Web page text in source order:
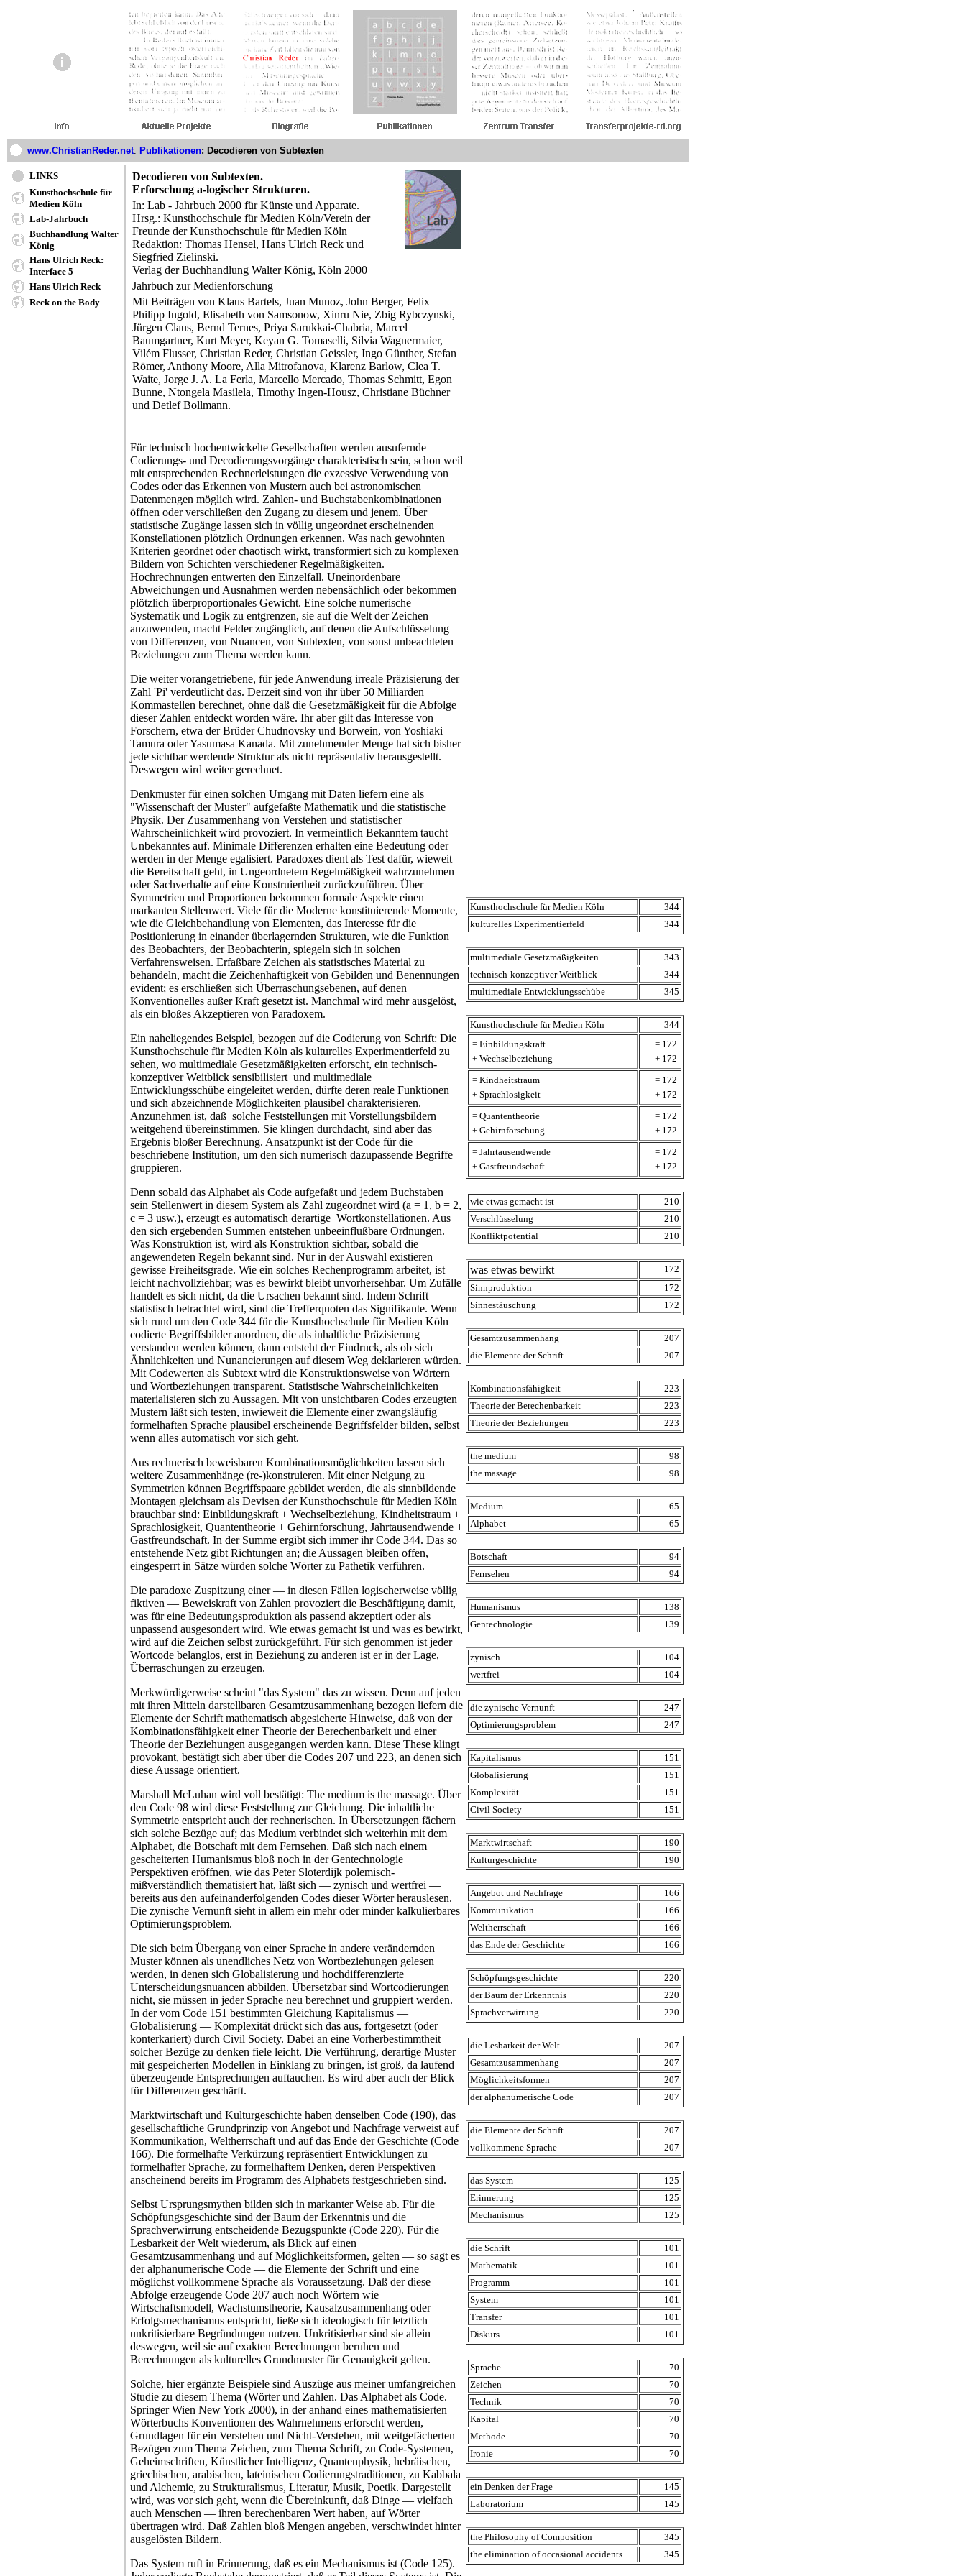
www.ChristianReder.net: Publikationen: Decodieren von Subtexten
LINKS
Kunsthochschule für
Medien Köln
Lab-Jahrbuch
Buchhandlung Walter
König
Hans Ulrich Reck:
Interface 5
Hans Ulrich Reck
Reck on the Body
Decodieren von Subtexten.
Erforschung a-logischer Strukturen.
In: Lab - Jahrbuch 2000 für Künste und Apparate.
Hrsg.: Kunsthochschule für Medien Köln/Verein der
Freunde der Kunsthochschule für Medien Köln
Redaktion: Thomas Hensel, Hans Ulrich Reck und
Siegfried Zielinski.
Verlag der Buchhandlung Walter König, Köln 2000
Jahrbuch zur Medienforschung
Mit Beiträgen von Klaus Bartels, Juan Munoz, John Berger, Felix
Philipp Ingold, Elisabeth von Samsonow, Xinru Nie, Zbig Rybczynski,
Jürgen Claus, Bernd Ternes, Priya Sarukkai-Chabria, Marcel
Baumgartner, Kurt Meyer, Keyan G. Tomaselli, Silvia Wagnermaier,
Vilém Flusser, Christian Reder, Christian Geissler, Ingo Günther, Stefan
Römer, Anthony Moore, Alla Mitrofanova, Klarenz Barlow, Clea T.
Waite, Jorge J. A. La Ferla, Marcello Mercado, Thomas Schmitt, Egon
Bunne, Ntongela Masilela, Timothy Ingen-Housz, Christiane Büchner
und Detlef Bollmann.
Für technisch hochentwickelte Gesellschaften werden ausufernde
Codierungs- und Decodierungsvorgänge charakteristisch sein, schon weil
mit entsprechenden Rechnerleistungen die exzessive Verwendung von
Codes oder das Erkennen von Mustern auch bei astronomischen
Datenmengen möglich wird. Zahlen- und Buchstabenkombinationen
öffnen oder verschließen den Zugang zu diesem und jenem. Über
statistische Zugänge lassen sich in völlig ungeordnet erscheinenden
Konstellationen plötzlich Ordnungen erkennen. Was nach gewohnten
Kriterien geordnet oder chaotisch wirkt, transformiert sich zu komplexen
Bildern von Schichten verschiedener Regelmäßigkeiten.
Hochrechnungen entwerten den Einzelfall. Uneinordenbare
Abweichungen und Ausnahmen werden nebensächlich oder bekommen
plötzlich überproportionales Gewicht. Eine solche numerische
Systematik und Logik zu entgrenzen, sie auf die Welt der Zeichen
anzuwenden, macht Felder zugänglich, auf denen die Aufschlüsselung
von Differenzen, von Nuancen, von Subtexten, von sonst unbeachteten
Beziehungen zum Thema werden kann.
Die weiter vorangetriebene, für jede Anwendung irreale Präzisierung der
Zahl 'Pi' verdeutlicht das. Derzeit sind von ihr über 50 Milliarden
Kommastellen berechnet, ohne daß die Gesetzmäßigkeit für die Abfolge
dieser Zahlen entdeckt worden wäre. Ihr aber gilt das Interesse von
Forschern, etwa der Brüder Chudnovsky und Borwein, von Yoshiaki
Tamura oder Yasumasa Kanada. Mit zunehmender Menge hat sich bisher
jede sichtbar werdende Struktur als nicht repräsentativ herausgestellt.
Deswegen wird weiter gerechnet.
Denkmuster für einen solchen Umgang mit Daten liefern eine als
"Wissenschaft der Muster" aufgefaßte Mathematik und die statistische
Physik. Der Zusammenhang von Verstehen und statistischer
Wahrscheinlichkeit wird provoziert. In vermeintlich Bekanntem taucht
Unbekanntes auf. Minimale Differenzen erhalten eine Bedeutung oder
werden in der Menge egalisiert. Paradoxes dient als Test dafür, wieweit
die Bereitschaft geht, in Ungeordnetem Regelmäßigkeit wahrzunehmen
oder Sachverhalte auf eine Konstruiertheit zurückzuführen. Über
Symmetrien und Proportionen bekommen formale Aspekte einen
markanten Stellenwert. Viele für die Moderne konstituierende Momente,
wie die Gleichbehandlung von Elementen, das Interesse für die
Positionierung in einander überlagernden Strukturen, wie die Funktion
des Beobachters, der Beobachterin, spiegeln sich in solchen
Verfahrensweisen. Erfaßbare Zeichen als statistisches Material zu
behandeln, macht die Zeichenhaftigkeit von Gebilden und Benennungen
evident; es erschließen sich Überraschungsebenen, auf denen
Konventionelles außer Kraft gesetzt ist. Manchmal wird mehr ausgelöst,
als ein bloßes Akzeptieren von Paradoxem.
Ein naheliegendes Beispiel, bezogen auf die Codierung von Schrift: Die
Kunsthochschule für Medien Köln als kulturelles Experimentierfeld zu
sehen, wo multimediale Gesetzmäßigkeiten erforscht, ein technisch-
konzeptiver Weitblick sensibilisiert und multimediale
Entwicklungsschübe eingeleitet werden, dürfte deren reale Funktionen
und sich abzeichnende Möglichkeiten plausibel charakterisieren.
Anzunehmen ist, daß solche Feststellungen mit Vorstellungsbildern
weitgehend übereinstimmen. Sie klingen durchdacht, sind aber das
Ergebnis bloßer Berechnung. Ansatzpunkt ist der Code für die
beschriebene Institution, um den sich numerisch dazupassende Begriffe
gruppieren.
Denn sobald das Alphabet als Code aufgefaßt und jedem Buchstaben
sein Stellenwert in diesem System als Zahl zugeordnet wird (a = 1, b = 2,
c = 3 usw.), erzeugt es automatisch derartige Wortkonstellationen. Aus
den sich ergebenden Summen entstehen unbeeinflußbare Ordnungen.
Was Konstruktion ist, wird als Konstruktion sichtbar, sobald die
angewendeten Regeln bekannt sind. Nur in der Auswahl existieren
gewisse Freiheitsgrade. Wie ein solches Rechenprogramm arbeitet, ist
leicht nachvollziehbar; was es bewirkt bleibt unvorhersehbar. Um Zufälle
handelt es sich nicht, da die Ursachen bekannt sind. Indem Schrift
statistisch betrachtet wird, sind die Trefferquoten das Signifikante. Wenn
sich rund um den Code 344 für die Kunsthochschule für Medien Köln
codierte Begriffsbilder anordnen, die als inhaltliche Präzisierung
verstanden werden können, dann entsteht der Eindruck, als ob sich
Ähnlichkeiten und Nunancierungen auf diesem Weg deklarieren würden.
Mit Codewerten als Subtext wird die Konstruktionsweise von Wörtern
und Wortbeziehungen transparent. Statistische Wahrscheinlichkeiten
materialisieren sich zu Aussagen. Mit von unsichtbaren Codes erzeugten
Mustern läßt sich testen, inwieweit die Elemente einer zwangsläufig
formelhaften Sprache plausibel erscheinende Begriffsfelder bilden, selbst
wenn alles automatisch vor sich geht.
Aus rechnerisch beweisbaren Kombinationsmöglichkeiten lassen sich
weitere Zusammenhänge (re-)konstruieren. Mit einer Neigung zu
Symmetrien können Begriffspaare gebildet werden, die als sinnbildende
Montagen gleichsam als Devisen der Kunsthochschule für Medien Köln
brauchbar sind: Einbildungskraft + Wechselbeziehung, Kindheitstraum +
Sprachlosigkeit, Quantentheorie + Gehirnforschung, Jahrtausendwende +
Gastfreundschaft. In der Summe ergibt sich immer ihr Code 344. Das so
entstehende Netz gibt Richtungen an; die Aussagen bleiben offen,
eingesperrt in Sätze würden solche Wörter zu Pathetik verführen.
Die paradoxe Zuspitzung einer — in diesen Fällen logischerweise völlig
fiktiven — Beweiskraft von Zahlen provoziert die Beschäftigung damit,
was für eine Bedeutungsproduktion als passend akzeptiert oder als
unpassend ausgesondert wird. Wie etwas gemacht ist und was es bewirkt,
wird auf die Zeichen selbst zurückgeführt. Für sich genommen ist jeder
Wortcode belanglos, erst in Beziehung zu anderen ist er in der Lage,
Überraschungen zu erzeugen.
Merkwürdigerweise scheint "das System" das zu wissen. Denn auf jeden
mit ihren Mitteln darstellbaren Gesamtzusammenhang bezogen liefern die
Elemente der Schrift mathematisch abgesicherte Hinweise, daß von der
Kombinationsfähigkeit einer Theorie der Berechenbarkeit und einer
Theorie der Beziehungen ausgegangen werden kann. Diese These klingt
provokant, bestätigt sich aber über die Codes 207 und 223, an denen sich
diese Aussage orientiert.
Marshall McLuhan wird voll bestätigt: The medium is the massage. Über
den Code 98 wird diese Feststellung zur Gleichung. Die inhaltliche
Symmetrie entspricht auch der rechnerischen. In Übersetzungen fächern
sich solche Bezüge auf; das Medium verbindet sich weiterhin mit dem
Alphabet, die Botschaft mit dem Fernsehen. Daß sich nach einem
gescheiterten Humanismus bloß noch in der Gentechnologie
Perspektiven eröffnen, wie das Peter Sloterdijk polemisch-
mißverständlich thematisiert hat, läßt sich — zynisch und wertfrei —
bereits aus den aufeinanderfolgenden Codes dieser Wörter herauslesen.
Die zynische Vernunft sieht in allem ein mehr oder minder kalkulierbares
Optimierungsproblem.
Die sich beim Übergang von einer Sprache in andere verändernden
Muster können als unendliches Netz von Wortbeziehungen gelesen
werden, in denen sich Globalisierung und hochdifferenzierte
Unterscheidungsnuancen abbilden. Übersetzbar sind Wortcodierungen
nicht, sie müssen in jeder Sprache neu berechnet und gruppiert werden.
In der vom Code 151 bestimmten Gleichung Kapitalismus —
Globalisierung — Komplexität drückt sich das aus, fortgesetzt (oder
konterkariert) durch Civil Society. Dabei an eine Vorherbestimmtheit
solcher Bezüge zu denken fiele leicht. Die Verführung, derartige Muster
mit gespeicherten Modellen in Einklang zu bringen, ist groß, da laufend
überzeugende Entsprechungen auftauchen. Es wird aber auch der Blick
für Differenzen geschärft.
Marktwirtschaft und Kulturgeschichte haben denselben Code (190), das
gesellschaftliche Grundprinzip von Angebot und Nachfrage verweist auf
Kommunikation, Weltherrschaft und auf das Ende der Geschichte (Code
166). Die formelhafte Verkürzung repräsentiert Entwicklungen zu
formelhafter Sprache, zu formelhaftem Denken, deren Perspektiven
anscheinend bereits im Programm des Alphabets festgeschrieben sind.
Selbst Ursprungsmythen bilden sich in markanter Weise ab. Für die
Schöpfungsgeschichte sind der Baum der Erkenntnis und die
Sprachverwirrung entscheidende Bezugspunkte (Code 220). Für die
Lesbarkeit der Welt wiederum, als Blick auf einen
Gesamtzusammenhang und auf Möglichkeitsformen, gelten — so sagt es
der alphanumerische Code — die Elemente der Schrift und eine
möglichst vollkommene Sprache als Voraussetzung. Daß der diese
Abfolge erzeugende Code 207 auch noch Wörtern wie
Wirtschaftsmodell, Wachstumstheorie, Kausalzusammenhang oder
Erfolgsmechanismus entspricht, ließe sich ideologisch für letztlich
unkritisierbare Begründungen nutzen. Unkritisierbar sind sie allein
deswegen, weil sie auf exakten Berechnungen beruhen und
Berechnungen als kulturelles Grundmuster für Genauigkeit gelten.
Solche, hier ergänzte Beispiele sind Auszüge aus meiner umfangreichen
Studie zu diesem Thema (Wörter und Zahlen. Das Alphabet als Code.
Springer Wien New York 2000), in der anhand eines mathematisierten
Wörterbuchs Konventionen des Wahrnehmens erforscht werden,
Grundlagen für ein Verstehen und Nicht-Verstehen, mit weitgefächerten
Bezügen zum Thema Zeichen, zum Thema Schrift, zu Code-Systemen,
Geheimschriften, Künstlicher Intelligenz, Quantenphysik, hebräischen,
griechischen, arabischen, lateinischen Codierungstraditionen, zu Kabbala
und Alchemie, zu Strukturalismus, Literatur, Musik, Poetik. Dargestellt
wird, was vor sich geht, wenn die Übereinkunft, daß Dinge — vielfach
auch Menschen — ihren berechenbaren Wert haben, auf Wörter
übertragen wird. Daß Zahlen bloß Mengen angeben, verschwindet hinter
ausgelösten Bildern.
Das System ruft in Erinnerung, daß es ein Mechanismus ist (Code 125).
Kunsthochschule für Medien Köln
344
kulturelles Experimentierfeld
344
multimediale Gesetzmäßigkeiten
343
technisch-konzeptiver Weitblick
344
multimediale Entwicklungsschübe
345
Kunsthochschule für Medien Köln
344
= Einbildungskraft
+ Wechselbeziehung
= 172
+ 172
= Kindheitstraum
+ Sprachlosigkeit
= 172
+ 172
= Quantentheorie
+ Gehirnforschung
= 172
+ 172
= Jahrtausendwende
+ Gastfreundschaft
= 172
+ 172
wie etwas gemacht ist
210
Verschlüsselung
210
Konfliktpotential
210
was etwas bewirkt
172
Sinnproduktion
172
Sinnestäuschung
172
Gesamtzusammenhang
207
die Elemente der Schrift
207
Kombinationsfähigkeit
223
Theorie der Berechenbarkeit
223
Theorie der Beziehungen
223
the medium
98
the massage
98
Medium
65
Alphabet
65
Botschaft
94
Fernsehen
94
Humanismus
138
Gentechnologie
139
zynisch
104
wertfrei
104
die zynische Vernunft
247
Optimierungsproblem
247
Kapitalismus
151
Globalisierung
151
Komplexität
151
Civil Society
151
Marktwirtschaft
190
Kulturgeschichte
190
Angebot und Nachfrage
166
Kommunikation
166
Weltherrschaft
166
das Ende der Geschichte
166
Schöpfungsgeschichte
220
der Baum der Erkenntnis
220
Sprachverwirrung
220
die Lesbarkeit der Welt
207
Gesamtzusammenhang
207
Möglichkeitsformen
207
der alphanumerische Code
207
die Elemente der Schrift
207
vollkommene Sprache
207
das System
125
Erinnerung
125
Mechanismus
125
die Schrift
101
Mathematik
101
Programm
101
System
101
Transfer
101
Diskurs
101
Sprache
70
Zeichen
70
Technik
70
Kapital
70
Methode
70
Ironie
70
ein Denken der Frage
145
Laboratorium
145
the Philosophy of Composition
345
the elimination of occasional accidents
345